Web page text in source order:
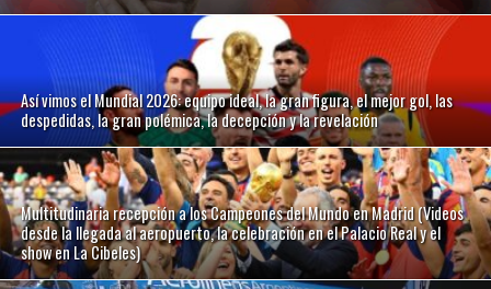
Así vimos el Mundial 2026: equipo ideal, la gran figura, el mejor gol, las
despedidas, la gran polémica, la decepción y la revelación
Multitudinaria recepción a los Campeones del Mundo en Madrid (Videos
desde la llegada al aeropuerto, la celebración en el Palacio Real y el
show en La Cibeles)